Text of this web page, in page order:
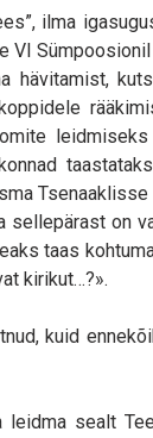
ilma
VI
hävitamist,
sellepärast on
taas
kirikut…?».
kuid
leidma sealt